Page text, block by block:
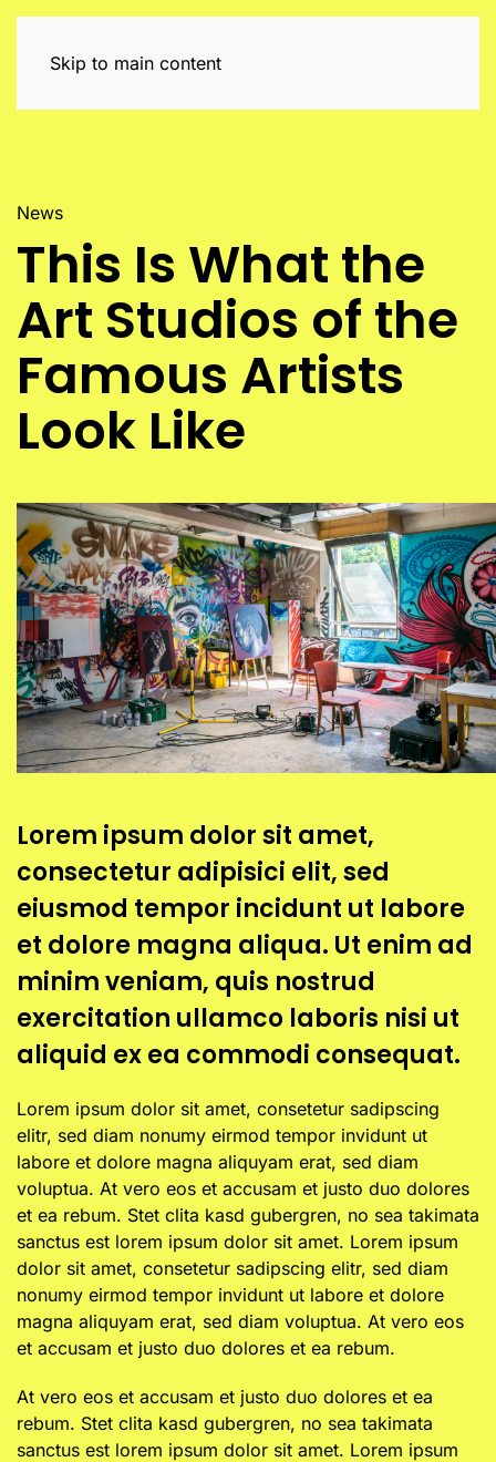
Skip to main content
News
This Is What the
Art Studios of the
Famous Artists
Look Like
Lorem ipsum dolor sit amet,
consectetur adipisici elit, sed
eiusmod tempor incidunt ut labore
et dolore magna aliqua. Ut enim ad
minim veniam, quis nostrud
exercitation ullamco laboris nisi ut
aliquid ex ea commodi consequat.
Lorem ipsum dolor sit amet, consetetur sadipscing
elitr, sed diam nonumy eirmod tempor invidunt ut
labore et dolore magna aliquyam erat, sed diam
voluptua. At vero eos et accusam et justo duo dolores
et ea rebum. Stet clita kasd gubergren, no sea takimata
sanctus est lorem ipsum dolor sit amet. Lorem ipsum
dolor sit amet, consetetur sadipscing elitr, sed diam
nonumy eirmod tempor invidunt ut labore et dolore
magna aliquyam erat, sed diam voluptua. At vero eos
et accusam et justo duo dolores et ea rebum.
At vero eos et accusam et justo duo dolores et ea
rebum. Stet clita kasd gubergren, no sea takimata
sanctus est lorem ipsum dolor sit amet. Lorem ipsum